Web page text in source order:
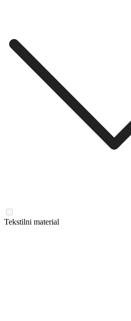
Tekstilni material